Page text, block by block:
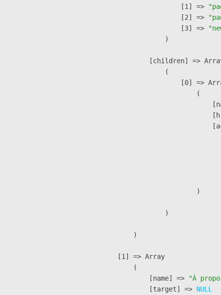
                    [1] =>
                    [2] =>
                    [3] =>
                )
[children] =>
                (
[0] =>
                        (
                        )
                )
        )
    [1] => Array
        (
            [name] =>
"À
            [target] =>
NULL